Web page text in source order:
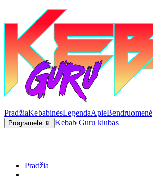
PradžiaKebabinėsLegendaApieBendruomenė
Programėlė 📱 Kebab Guru klubas
Pradžia